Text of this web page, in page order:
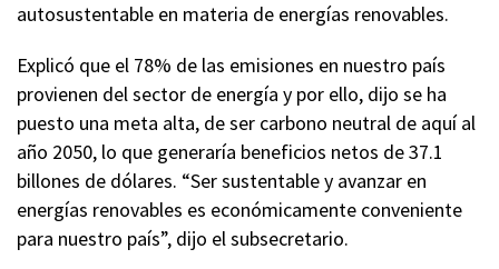
autosustentable en materia de energías renovables.
Explicó que el 78% de las emisiones en nuestro país
provienen del sector de energía y por ello, dijo se ha
puesto una meta alta, de ser carbono neutral de aquí al
año 2050, lo que generaría beneficios netos de 37.1
billones de dólares. “Ser sustentable y avanzar en
energías renovables es económicamente conveniente
para nuestro país”, dijo el subsecretario.